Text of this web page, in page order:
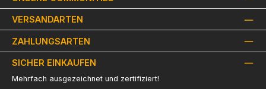
VERSANDARTEN
ZAHLUNGSARTEN
SICHER EINKAUFEN
Mehrfach ausgezeichnet und zertifiziert!